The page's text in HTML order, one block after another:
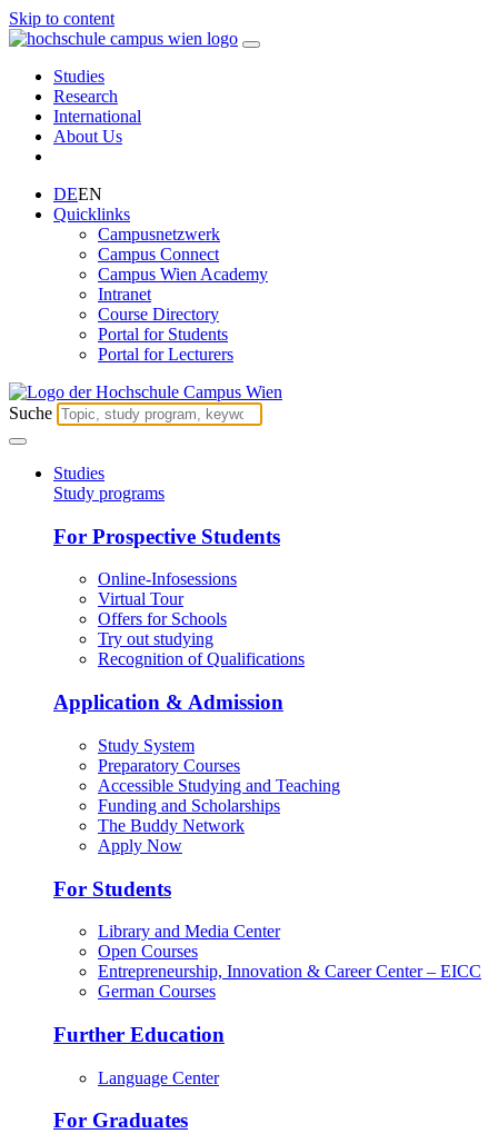
Skip to content
Studies
Research
International
About Us
DEEN
Quicklinks
Campusnetzwerk
Campus Connect
Campus Wien Academy
Intranet
Course Directory
Portal for Students
Portal for Lecturers
Suche
Studies
Study programs
For Prospective Students
Online-Infosessions
Virtual Tour
Offers for Schools
Try out studying
Recognition of Qualifications
Application & Admission
Study System
Preparatory Courses
Accessible Studying and Teaching
Funding and Scholarships
The Buddy Network
Apply Now
For Students
Library and Media Center
Open Courses
Entrepreneurship, Innovation & Career Center – EICC
German Courses
Further Education
Language Center
For Graduates